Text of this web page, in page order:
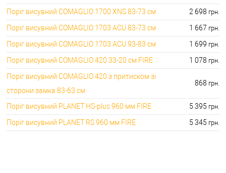
Поріг висувний COMAGLIO 1700 XNS 83-73 см 2 698 грн.
Поріг висувний COMAGLIO 1703 ACU 83-73 см 1 667 грн.
Поріг висувний COMAGLIO 1703 ACU 93-83 см 1 699 грн.
Поріг висувний COMAGLIO 420 33-20 см FIRE 1 078 грн.
Поріг висувний COMAGLIO 420 з притиском зі
сторони замка 83-63 см
868 грн.
Поріг висувний PLANET HS-plus 960 мм FIRE 5 395 грн.
Поріг висувний PLANET RS 960 мм FIRE 5 345 грн.